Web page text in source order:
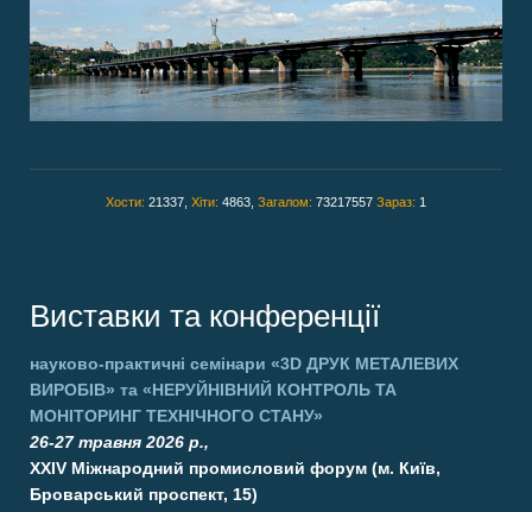
Хости: 21337, Хіти: 4863, Загалом: 73217557 Зараз: 1
Виставки та конференції
науково-практичні семінари «3D ДРУК МЕТАЛЕВИХ
ВИРОБІВ» та «НЕРУЙНІВНИЙ КОНТРОЛЬ ТА
МОНІТОРИНГ ТЕХНІЧНОГО СТАНУ»
26-27 травня 2026 р.,
XXIV Міжнародний промисловий форум (м. Київ,
Броварський проспект, 15)